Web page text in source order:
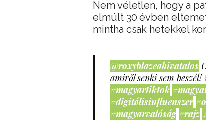
Nem véletlen, hogy a
elmúlt 30 évben
mintha csak hetekkel
@roxyblazeahivatalos
amiről senki sem beszél!
#magyartiktok
#digitálisinfluenszer
#magyarvalóság #rajz